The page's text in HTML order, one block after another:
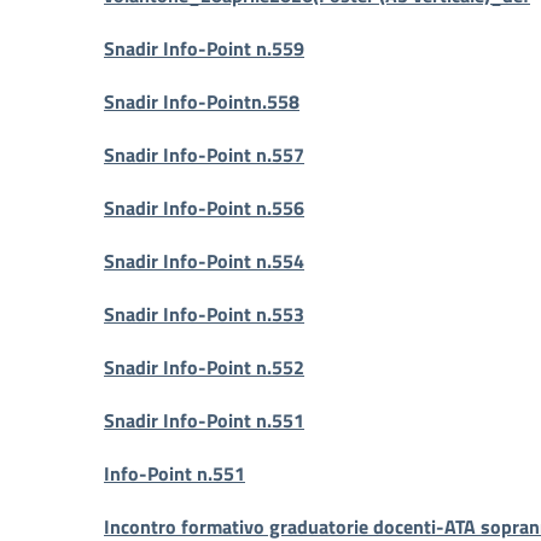
Snadir Info-Point n.559
Snadir Info-Pointn.558
Snadir Info-Point n.557
Snadir Info-Point n.556
Snadir Info-Point n.554
Snadir Info-Point n.553
Snadir Info-Point n.552
Snadir Info-Point n.551
Info-Point n.551
Incontro formativo graduatorie docenti-ATA